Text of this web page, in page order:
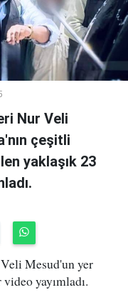
Nur Veli
çeşitli
yaklaşık 23
Mesud'un yer
yayımladı.